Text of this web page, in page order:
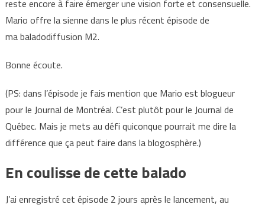
reste encore à faire émerger une vision forte et consensuelle.
Mario offre la sienne dans le plus récent épisode de
ma baladodiffusion M2.
Bonne écoute.
(PS: dans l’épisode je fais mention que Mario est blogueur
pour le Journal de Montréal. C’est plutôt pour le Journal de
Québec. Mais je mets au défi quiconque pourrait me dire la
différence que ça peut faire dans la blogosphère.)
En coulisse de cette balado
J’ai enregistré cet épisode 2 jours après le lancement, au